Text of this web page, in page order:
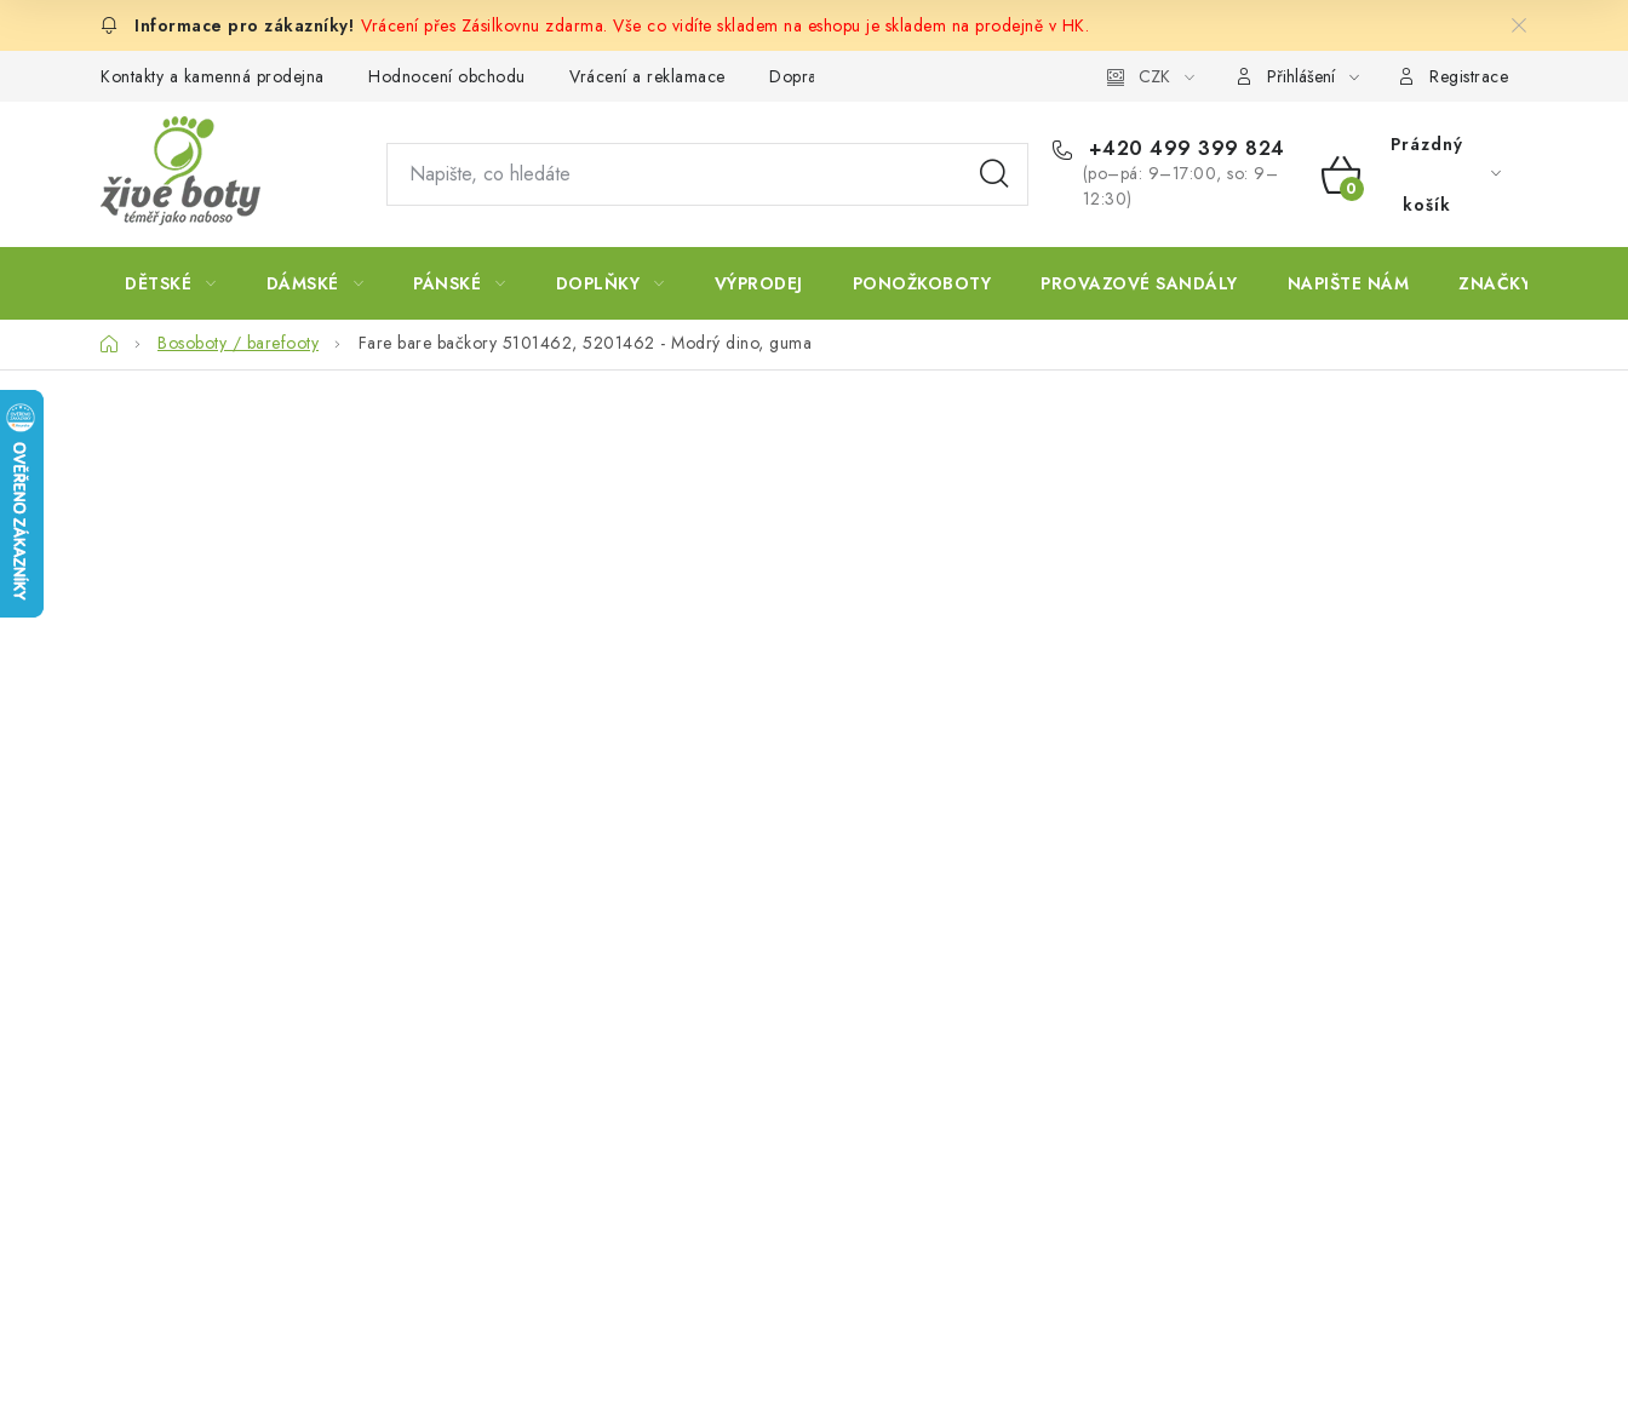
Vrácení přes Zásilkovnu zdarma. Vše co vidíte skladem na eshopu je skladem na prodejně v HK.
Kontakty a kamenná prodejna Hodnocení obchodu Vrácení a reklamace Doprava a platba CZK Přihlášení Registrace
+420 499 399 824
(po–pá: 9–17:00, so: 9–
12:30)
NÁKUPNÍ
KOŠÍK
Prázdný
košík
DĚTSKÉ DÁMSKÉ PÁNSKÉ DOPLŇKY VÝPRODEJ PONOŽKOBOTY PROVAZOVÉ SANDÁLY NAPIŠTE NÁM ZNAČKY
DomůBosoboty / barefooty Fare bare bačkory 5101462, 5201462 - Modrý dino, guma